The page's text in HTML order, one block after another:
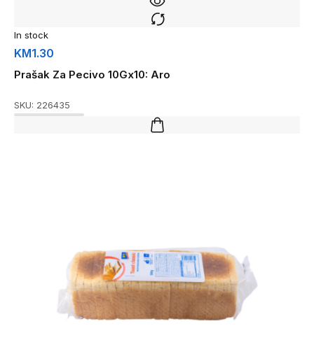
In stock
KM1.30
Prašak Za Pecivo 10Gx10: Aro
SKU: 226435